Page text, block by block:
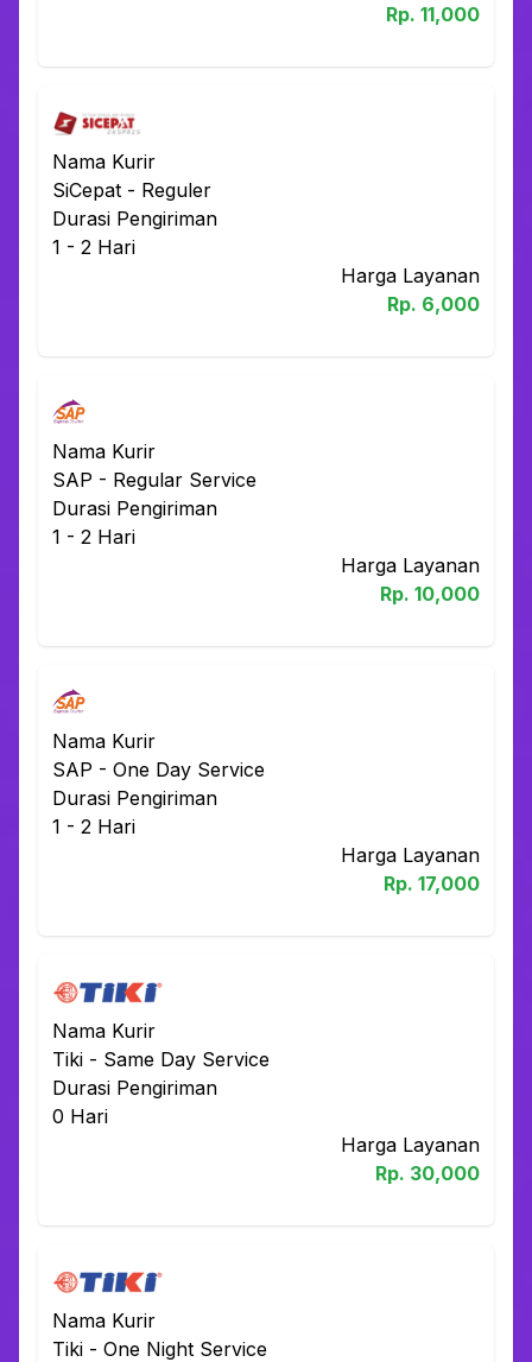
Rp. 11,000
Nama Kurir
SiCepat - Reguler
Durasi Pengiriman
1 - 2 Hari
Harga Layanan
Rp. 6,000
Nama Kurir
SAP - Regular Service
Durasi Pengiriman
1 - 2 Hari
Harga Layanan
Rp. 10,000
Nama Kurir
SAP - One Day Service
Durasi Pengiriman
1 - 2 Hari
Harga Layanan
Rp. 17,000
Nama Kurir
Tiki - Same Day Service
Durasi Pengiriman
0 Hari
Harga Layanan
Rp. 30,000
Nama Kurir
Tiki - One Night Service